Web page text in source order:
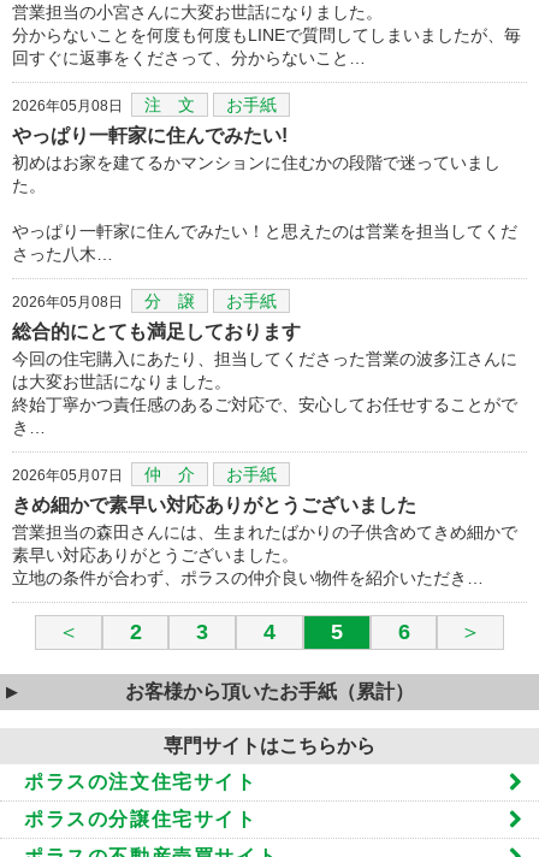
営業担当の小宮さんに大変お世話になりました。
分からないことを何度も何度もLINEで質問してしまいましたが、毎
回すぐに返事をくださって、分からないこと…
2026年05月08日 注 文 お手紙
やっぱり一軒家に住んでみたい!
初めはお家を建てるかマンションに住むかの段階で迷っていまし
た。
やっぱり一軒家に住んでみたい！と思えたのは営業を担当してくだ
さった八木…
2026年05月08日 分 譲 お手紙
総合的にとても満足しております
今回の住宅購入にあたり、担当してくださった営業の波多江さんに
は大変お世話になりました。
終始丁寧かつ責任感のあるご対応で、安心してお任せすることがで
き…
2026年05月07日 仲 介 お手紙
きめ細かで素早い対応ありがとうございました
営業担当の森田さんには、生まれたばかりの子供含めてきめ細かで
素早い対応ありがとうございました。
立地の条件が合わず、ポラスの仲介良い物件を紹介いただき…
＜ 2 3 4 5 6 ＞
お客様から頂いたお手紙（累計）
専門サイトはこちらから
ポラスの注文住宅サイト
ポラスの分譲住宅サイト